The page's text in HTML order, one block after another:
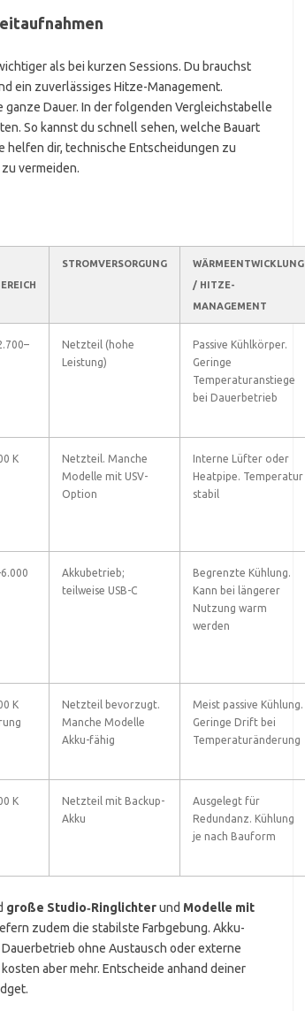
als bei kurzen Sessions. Du brauchst
ein zuverlässiges Hitze-Management.
Dauer. In der folgenden Vergleichstabelle
So kannst du schnell sehen, welche Bauart
helfen dir, technische Entscheidungen zu
vermeiden.
STROMVERSORGUNG
WÄRMEENTWICKLUNG
/ HITZE-
MANAGEMENT
Netzteil (hohe
Leistung)
Passive Kühlkörper.
Geringe
Temperaturanstiege
bei Dauerbetrieb
K
Netzteil. Manche
Modelle mit USV-
Option
Interne Lüfter oder
Heatpipe. Temperatur
stabil
Akkubetrieb;
teilweise USB-C
Begrenzte Kühlung.
Kann bei längerer
Nutzung warm
werden
K
Netzteil bevorzugt.
Manche Modelle
Akku-fähig
Meist passive Kühlung.
Geringe Drift bei
Temperaturänderung
K
Netzteil mit Backup-
Akku
Ausgelegt für
Redundanz. Kühlung
je nach Bauform
große Studio‑Ringlichterund Modelle mit
zudem die stabilste Farbgebung. Akku-
ohne Austausch oder externe
aber mehr. Entscheide anhand deiner